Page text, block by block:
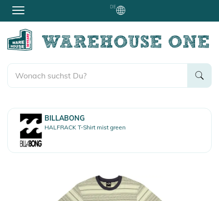
DE
BILLABONG
HALFRACK T-Shirt mist green